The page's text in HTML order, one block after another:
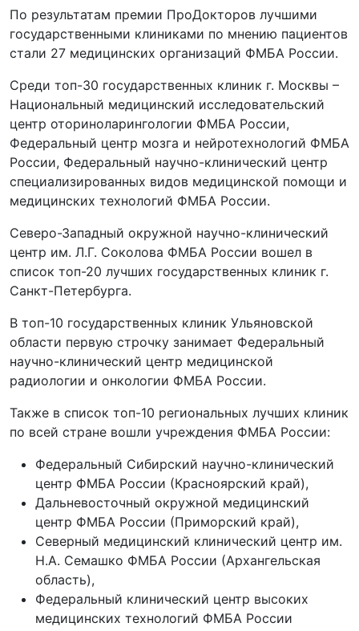
По результатам премии ПроДокторов лучшими
государственными клиниками по мнению пациентов
стали 27 медицинских организаций ФМБА России.
Среди топ-30 государственных клиник г. Москвы –
Национальный медицинский исследовательский
центр оториноларингологии ФМБА России,
Федеральный центр мозга и нейротехнологий ФМБА
России, Федеральный научно-клинический центр
специализированных видов медицинской помощи и
медицинских технологий ФМБА России.
Северо-Западный окружной научно-клинический
центр им. Л.Г. Соколова ФМБА России вошел в
список топ-20 лучших государственных клиник г.
Санкт-Петербурга.
В топ-10 государственных клиник Ульяновской
области первую строчку занимает Федеральный
научно-клинический центр медицинской
радиологии и онкологии ФМБА России.
Также в список топ-10 региональных лучших клиник
по всей стране вошли учреждения ФМБА России:
Федеральный Сибирский научно-клинический
центр ФМБА России (Красноярский край),
Дальневосточный окружной медицинский
центр ФМБА России (Приморский край),
Северный медицинский клинический центр им.
Н.А. Семашко ФМБА России (Архангельская
область),
Федеральный клинический центр высоких
медицинских технологий ФМБА России